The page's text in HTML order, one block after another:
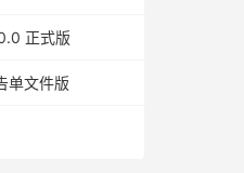
正式版
单文件版